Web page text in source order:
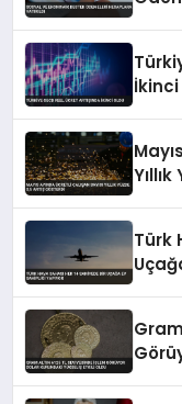
Türk